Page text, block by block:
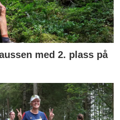
med 2. plass på